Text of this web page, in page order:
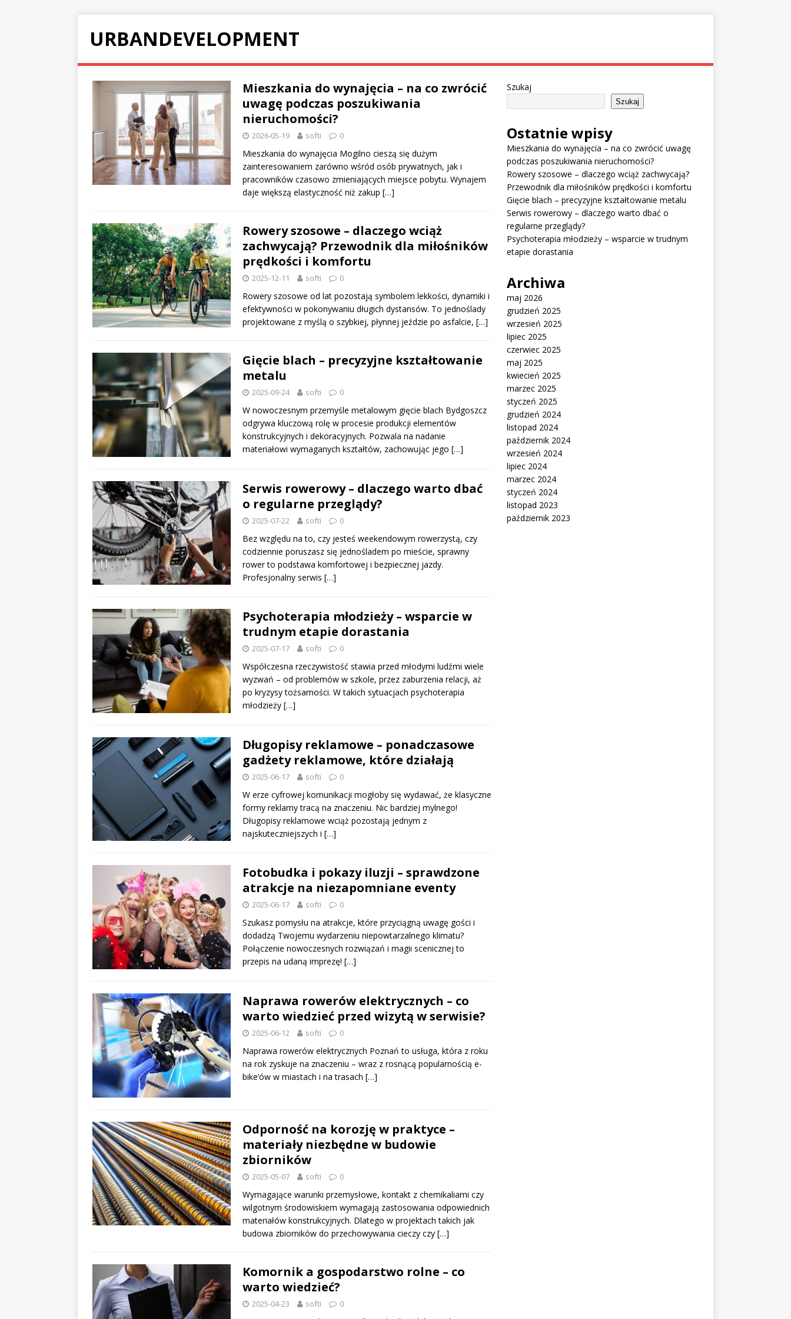
URBANDEVELOPMENT
Mieszkania do wynajęcia – na co zwrócić
uwagę podczas poszukiwania
nieruchomości?
2026-05-19 softi 0
Mieszkania do wynajęcia Mogilno cieszą się dużym
zainteresowaniem zarówno wśród osób prywatnych, jak i
pracowników czasowo zmieniających miejsce pobytu. Wynajem
daje większą elastyczność niż zakup […]
Rowery szosowe – dlaczego wciąż
zachwycają? Przewodnik dla miłośników
prędkości i komfortu
2025-12-11 softi 0
Rowery szosowe od lat pozostają symbolem lekkości, dynamiki i
efektywności w pokonywaniu długich dystansów. To jednoślady
projektowane z myślą o szybkiej, płynnej jeździe po asfalcie, […]
Gięcie blach – precyzyjne kształtowanie
metalu
2025-09-24 softi 0
W nowoczesnym przemyśle metalowym gięcie blach Bydgoszcz
odgrywa kluczową rolę w procesie produkcji elementów
konstrukcyjnych i dekoracyjnych. Pozwala na nadanie
materiałowi wymaganych kształtów, zachowując jego […]
Serwis rowerowy – dlaczego warto dbać
o regularne przeglądy?
2025-07-22 softi 0
Bez względu na to, czy jesteś weekendowym rowerzystą, czy
codziennie poruszasz się jednośladem po mieście, sprawny
rower to podstawa komfortowej i bezpiecznej jazdy.
Profesjonalny serwis […]
Psychoterapia młodzieży – wsparcie w
trudnym etapie dorastania
2025-07-17 softi 0
Współczesna rzeczywistość stawia przed młodymi ludźmi wiele
wyzwań – od problemów w szkole, przez zaburzenia relacji, aż
po kryzysy tożsamości. W takich sytuacjach psychoterapia
młodzieży […]
Długopisy reklamowe – ponadczasowe
gadżety reklamowe, które działają
2025-06-17 softi 0
W erze cyfrowej komunikacji mogłoby się wydawać, że klasyczne
formy reklamy tracą na znaczeniu. Nic bardziej mylnego!
Długopisy reklamowe wciąż pozostają jednym z
najskuteczniejszych i […]
Fotobudka i pokazy iluzji – sprawdzone
atrakcje na niezapomniane eventy
2025-06-17 softi 0
Szukasz pomysłu na atrakcje, które przyciągną uwagę gości i
dodadzą Twojemu wydarzeniu niepowtarzalnego klimatu?
Połączenie nowoczesnych rozwiązań i magii scenicznej to
przepis na udaną imprezę! […]
Naprawa rowerów elektrycznych – co
warto wiedzieć przed wizytą w serwisie?
2025-06-12 softi 0
Naprawa rowerów elektrycznych Poznań to usługa, która z roku
na rok zyskuje na znaczeniu – wraz z rosnącą popularnością e-
bike’ów w miastach i na trasach […]
Odporność na korozję w praktyce –
materiały niezbędne w budowie
zbiorników
2025-05-07 softi 0
Wymagające warunki przemysłowe, kontakt z chemikaliami czy
wilgotnym środowiskiem wymagają zastosowania odpowiednich
materiałów konstrukcyjnych. Dlatego w projektach takich jak
budowa zbiorników do przechowywania cieczy czy […]
Komornik a gospodarstwo rolne – co
warto wiedzieć?
2025-04-23 softi 0
Szukaj
Szukaj
Ostatnie wpisy
Mieszkania do wynajęcia – na co zwrócić uwagę
podczas poszukiwania nieruchomości?
Rowery szosowe – dlaczego wciąż zachwycają?
Przewodnik dla miłośników prędkości i komfortu
Gięcie blach – precyzyjne kształtowanie metalu
Serwis rowerowy – dlaczego warto dbać o
regularne przeglądy?
Psychoterapia młodzieży – wsparcie w trudnym
etapie dorastania
Archiwa
maj 2026
grudzień 2025
wrzesień 2025
lipiec 2025
czerwiec 2025
maj 2025
kwiecień 2025
marzec 2025
styczeń 2025
grudzień 2024
listopad 2024
październik 2024
wrzesień 2024
lipiec 2024
marzec 2024
styczeń 2024
listopad 2023
październik 2023